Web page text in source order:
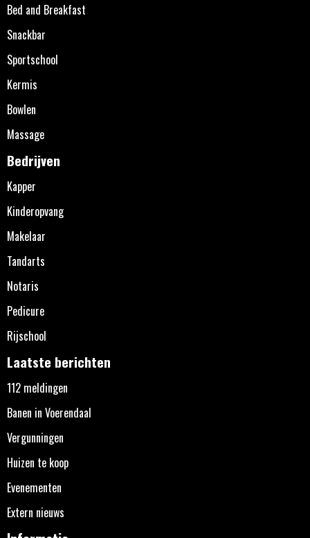
Bed and Breakfast
Snackbar
Sportschool
Kermis
Bowlen
Massage
Bedrijven
Kapper
Kinderopvang
Makelaar
Tandarts
Notaris
Pedicure
Rijschool
Laatste berichten
112 meldingen
Banen in Voerendaal
Vergunningen
Huizen te koop
Evenementen
Extern nieuws